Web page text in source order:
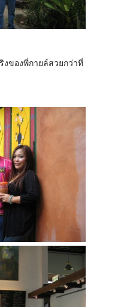
ของพี่กายล์สวยกว่าที่